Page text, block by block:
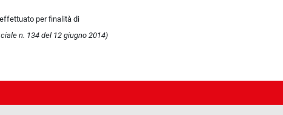
per finalità di
n. 134 del 12 giugno 2014)